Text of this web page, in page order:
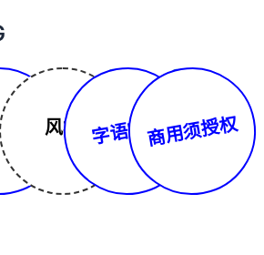
风格 字语字库商用须授权